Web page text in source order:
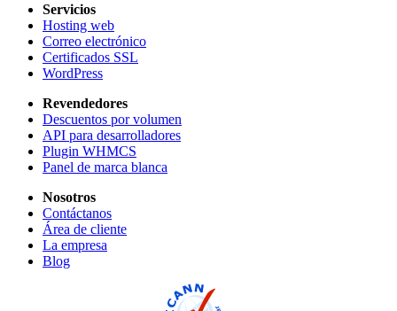
Servicios
Hosting web
Correo electrónico
Certificados SSL
WordPress
Revendedores
Descuentos por volumen
API para desarrolladores
Plugin WHMCS
Panel de marca blanca
Nosotros
Contáctanos
Área de cliente
La empresa
Blog